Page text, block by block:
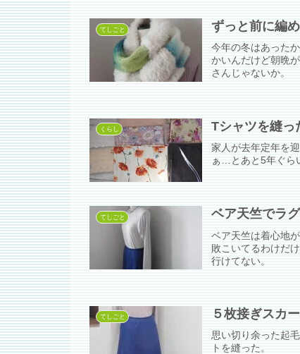
てしごと ずっと前に編
今年の冬はあった
かいんだけど朝晩
さんじゃないか。
くらし Tシャツを縫っ
家人が去年定年を
ぁ…とあと5年ぐら
てしごと ベア天竺でラ
ベア天竺は着心地
敗こいてるわけだ
行けてない。
てしごと ５枚接ぎスカ
思い切り余った起
トを縫った。